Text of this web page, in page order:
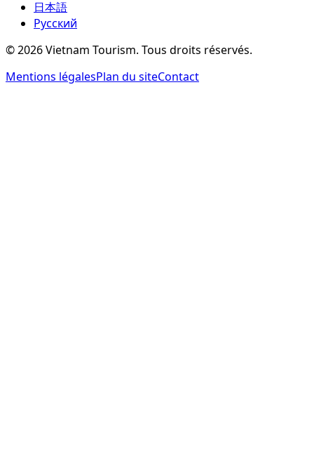
日本語
Русский
©2026Vietnam Tourism. Tous droits réservés.
Mentions légalesPlan du siteContact